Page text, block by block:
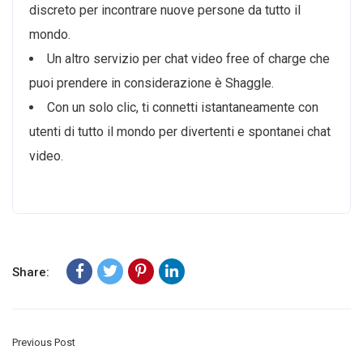
discreto per incontrare nuove persone da tutto il
mondo.
Un altro servizio per chat video free of charge che
puoi prendere in considerazione è Shaggle.
Con un solo clic, ti connetti istantaneamente con
utenti di tutto il mondo per divertenti e spontanei chat
video.
Share:
Previous Post